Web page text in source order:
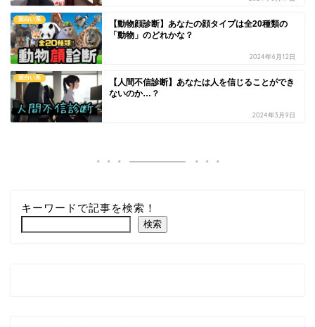
面白い系
【動物顔診断】あなたの顔タイプは全20種類の
「動物」のどれかな？
2024年6月12日
面白い系
【人間不信診断】あなたは人を信じることができ
ないのか…？
2024年3月9日
キーワードで記事を検索！
検索